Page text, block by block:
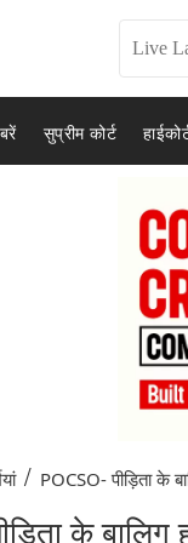
सुप्रीम कोर्ट
/ POCSO- पीड़िता के
के